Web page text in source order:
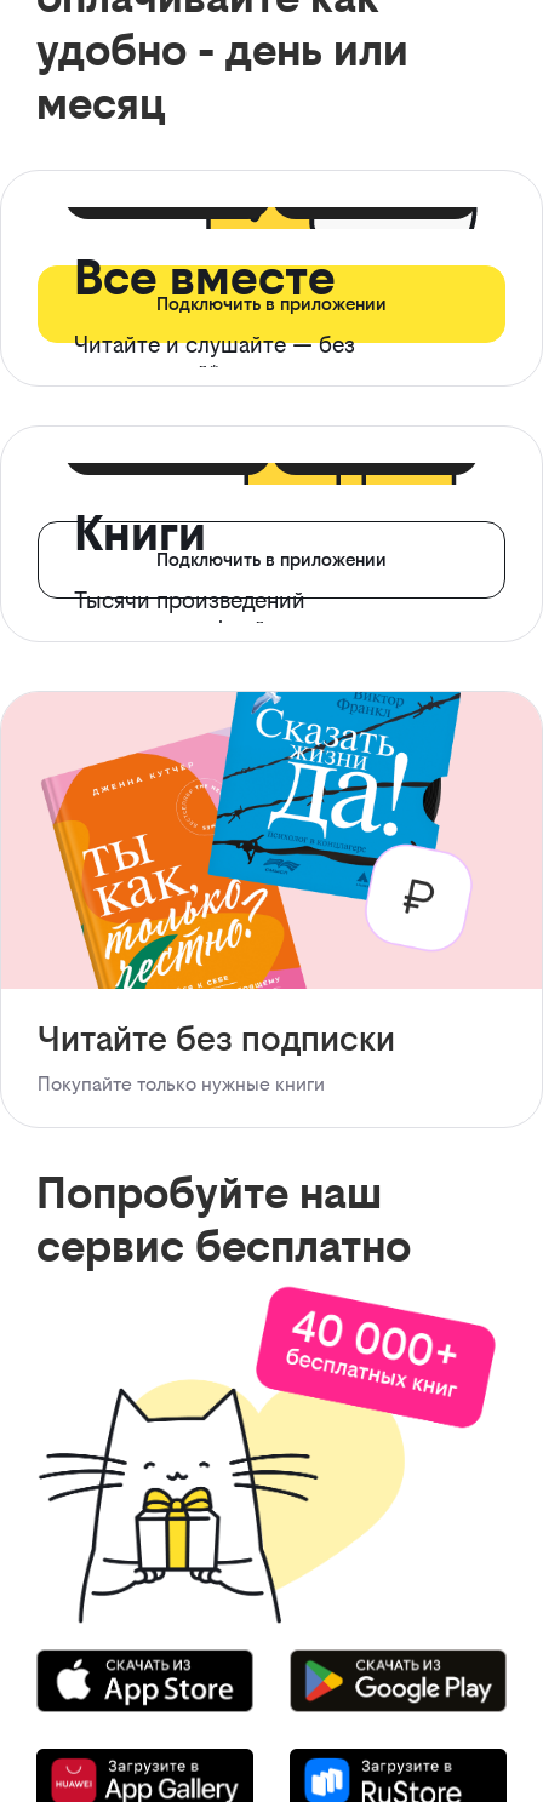
удобно - день или
месяц
Все вместе
Читайте и слушайте — без
ограничений*
Подключить в приложении
Книги
Тысячи произведений
с доступом офлайн
Подключить в приложении
Читайте без подписки
Покупайте только нужные книги
Попробуйте наш
сервис бесплатно